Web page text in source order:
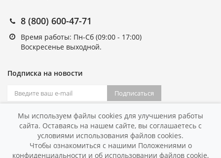
8 (800) 600-47-71
Время работы: Пн-Сб (09:00 - 17:00)
Воскресенье выходной.
Подписка на новости
Подписаться
Я согласен на обработку персональных данных
Мы используем файлы cookies для улучшения работы
сайта. Оставаясь на нашем сайте, вы соглашаетесь с
условиями использования файлов cookies.
Чтобы ознакомиться с нашими Положениями о
конфиденциальности и об использовании файлов cookie,